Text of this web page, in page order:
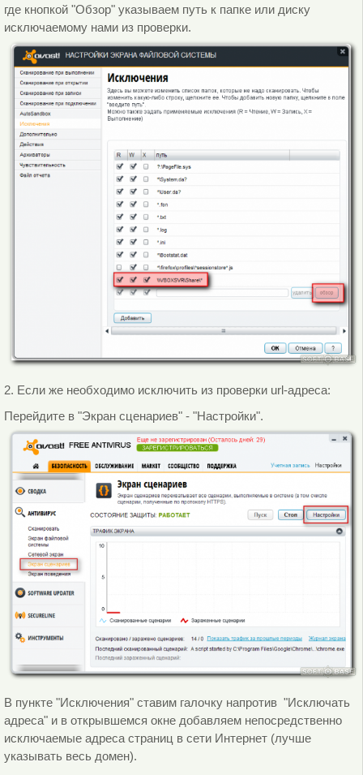
где кнопкой "Обзор" указываем путь к папке или диску
исключаемому нами из проверки.
2. Если же необходимо исключить из проверки url-адреса:
Перейдите в "Экран сценариев" - "Настройки".
В пункте "Исключения" ставим галочку напротив "Исключать
адреса" и в открывшемся окне добавляем непосредственно
исключаемые адреса страниц в сети Интернет (лучше
указывать весь домен).